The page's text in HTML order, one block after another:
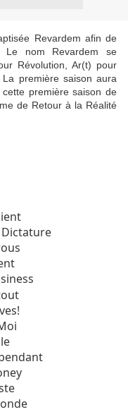
Revardem afin de
Le nom Revardem se
Révolution, Ar(t) pour
première saison aura
première saison de
de Retour à la Réalité